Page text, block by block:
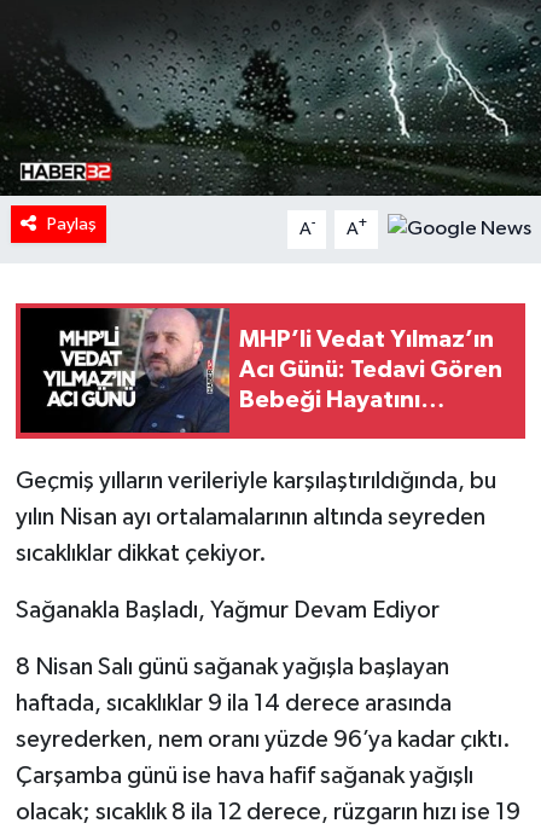
Paylaş A- A+
MHP’li Vedat Yılmaz’ın
Acı Günü: Tedavi Gören
Bebeği Hayatını
Geçmiş yılların verileriyle karşılaştırıldığında, bu
yılın Nisan ayı ortalamalarının altında seyreden
sıcaklıklar dikkat çekiyor.
Sağanakla Başladı, Yağmur Devam Ediyor
8 Nisan Salı günü sağanak yağışla başlayan
haftada, sıcaklıklar 9 ila 14 derece arasında
seyrederken, nem oranı yüzde 96’ya kadar çıktı.
Çarşamba günü ise hava hafif sağanak yağışlı
olacak; sıcaklık 8 ila 12 derece, rüzgarın hızı ise 19
İlginç
KÜLTÜR SANAT
MAGAZİN
POLİTİKA
RESMİ İLANLAR
SAĞLIK
Spor
Tarihi Yapılarımız
Teknoloji
Yerel
İletişim